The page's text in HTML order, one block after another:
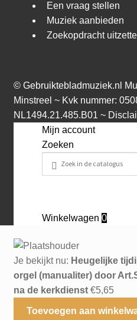
Een vraag stellen
Muziek aanbieden
Zoekopdracht
© Gebruiktebladmuziek.nl
Minstreel ~ Kvk nummer:
NL1494.21.485.B01 ~
Mijn account
Zoeken
Winkelwagen 0
Je bekijkt nu: Heugelijke
orgel (manualiter) door
na de kerkdienst €5,65
Toevoegen aan